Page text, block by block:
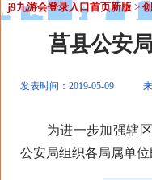
j9九游会登录入口首页新版 >
莒县公安
发表时间：2019-05-09
为进一步加强辖区
公安局组织各局属单